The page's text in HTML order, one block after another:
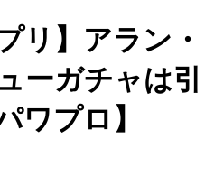
リ】アラン・
ーガチャは引
ワプロ】